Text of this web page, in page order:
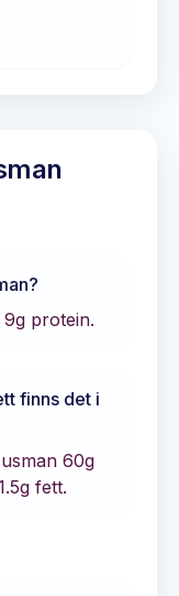
?
9g protein.
finns det i
60g
g fett.